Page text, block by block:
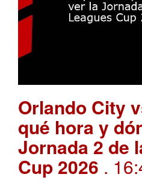
Orlando City
qué hora y
Jornada 2 de
Cup 2026 .